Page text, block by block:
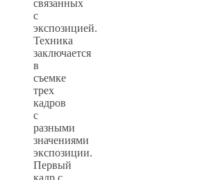
связанных
с
экспозицией.
Техника
заключается
в
съемке
трех
кадров
с
разными
значениями
экспозиции.
Первый